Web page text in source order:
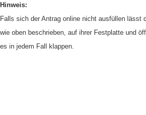
Hinweis:
Falls sich der Antrag online nicht ausfüllen lässt
wie oben beschrieben, auf ihrer Festplatte und
es in jedem Fall klappen.